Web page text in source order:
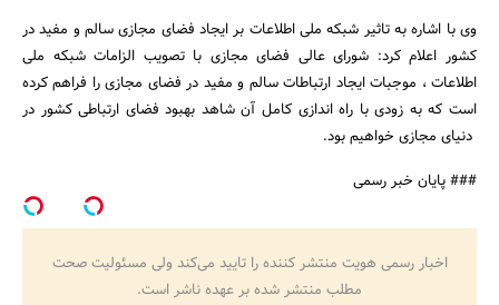
وی با اشاره به تاثیر شبکه ملی اطلاعات بر ایجاد فضای مجازی سالم و مفید در
کشور اعلام کرد: شورای عالی فضای مجازی با تصویب الزامات شبکه ملی
اطلاعات ، موجبات ایجاد ارتباطات سالم و مفید در فضای مجازی را فراهم کرده
است که به زودی با راه اندازی کامل آن شاهد بهبود فضای ارتباطی کشور در
دنیای مجازی خواهیم بود.
### پایان خبر رسمی
اخبار رسمی هویت منتشر کننده را تایید می‌کند ولی مسئولیت صحت
مطلب منتشر شده بر عهده ناشر است.